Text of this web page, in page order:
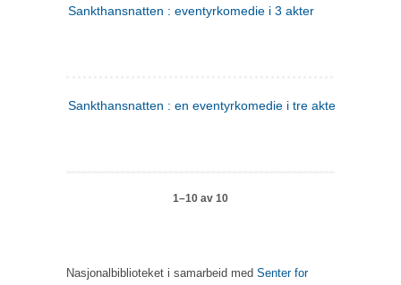
Sankthansnatten : eventyrkomedie i 3 akter
Sankthansnatten : en eventyrkomedie i tre akter
1–10 av 10
Nasjonalbiblioteket i samarbeid med Senter for